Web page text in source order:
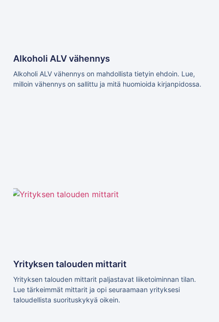
Alkoholi ALV vähennys
Alkoholi ALV vähennys on mahdollista tietyin ehdoin. Lue,
milloin vähennys on sallittu ja mitä huomioida kirjanpidossa.
Yrityksen talouden mittarit
Yrityksen talouden mittarit paljastavat liiketoiminnan tilan.
Lue tärkeimmät mittarit ja opi seuraamaan yrityksesi
taloudellista suorituskykyä oikein.